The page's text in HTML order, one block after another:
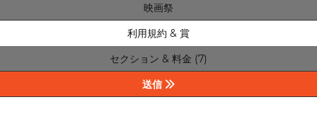
映画祭
利用規約 & 賞
セクション & 料金 (7)
送信